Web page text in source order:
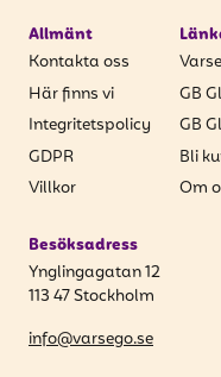
Allmänt
Kontakta oss
Här finns vi
Integritetspolicy
GDPR
Villkor
GB
GB
Bli
Om
Besöksadress
Ynglingagatan 12
113 47 Stockholm
info@varsego.se